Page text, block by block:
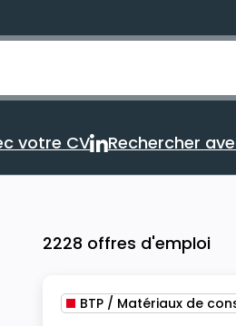
aurez 10 secondes pour
avec votre CV
votre CV Rechercher
2228 offres d'emploi
BTP / Matériaux de